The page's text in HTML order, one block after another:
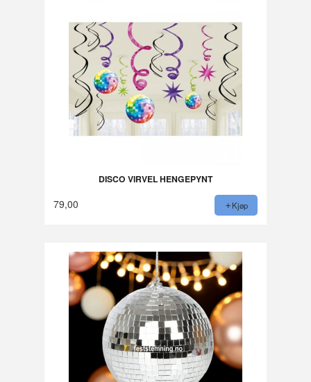
DISCO VIRVEL HENGEPYNT
79,00 Kjøp